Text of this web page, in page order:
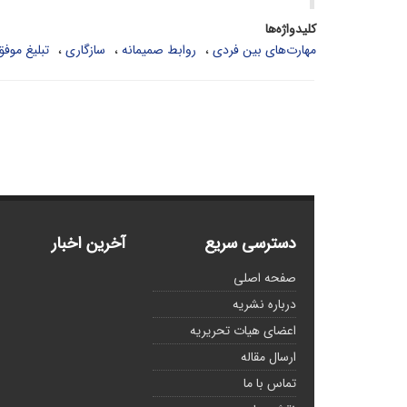
کلیدواژه‌ها
مهارت‌های بین فردی
روابط صمیمانه سازگاری تبلیغ
دسترسی سریع
صفحه اصلی
درباره نشریه
اعضای هیات تحریریه
ارسال مقاله
تماس با ما
آخرین اخبار